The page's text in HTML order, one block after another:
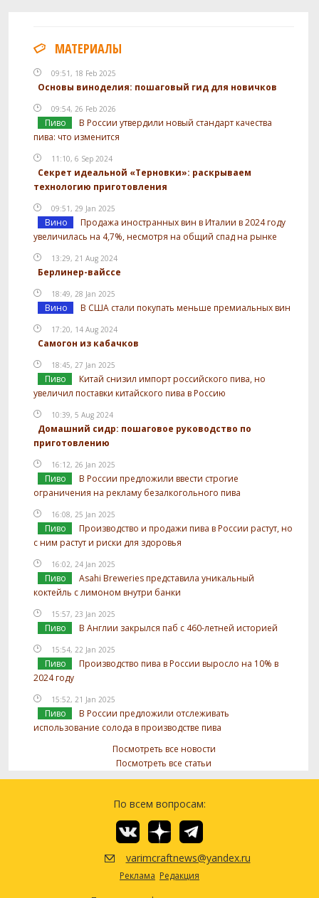
МАТЕРИАЛЫ
09:51, 18 Feb 2025
Основы виноделия: пошаговый гид для новичков
09:54, 26 Feb 2026
Пиво
В России утвердили новый стандарт качества
пива: что изменится
11:10, 6 Sep 2024
Секрет идеальной «Терновки»: раскрываем
технологию приготовления
09:51, 29 Jan 2025
Вино
Продажа иностранных вин в Италии в 2024 году
увеличилась на 4,7%, несмотря на общий спад на рынке
13:29, 21 Aug 2024
Берлинер-вайссе
18:49, 28 Jan 2025
Вино В США стали покупать меньше премиальных вин
17:20, 14 Aug 2024
Самогон из кабачков
18:45, 27 Jan 2025
Пиво
Китай снизил импорт российского пива, но
увеличил поставки китайского пива в Россию
10:39, 5 Aug 2024
Домашний сидр: пошаговое руководство по
приготовлению
16:12, 26 Jan 2025
Пиво
В России предложили ввести строгие
ограничения на рекламу безалкогольного пива
16:08, 25 Jan 2025
Пиво
Производство и продажи пива в России растут, но
с ним растут и риски для здоровья
16:02, 24 Jan 2025
Пиво
Asahi Breweries представила уникальный
коктейль с лимоном внутри банки
15:57, 23 Jan 2025
Пиво В Англии закрылся паб с 460-летней историей
15:54, 22 Jan 2025
Пиво
Производство пива в России выросло на 10% в
2024 году
15:52, 21 Jan 2025
Пиво
В России предложили отслеживать
использование солода в производстве пива
Посмотреть все новости
Посмотреть все статьи
По всем вопросам:
varimcraftnews@yandex.ru
Реклама Редакция